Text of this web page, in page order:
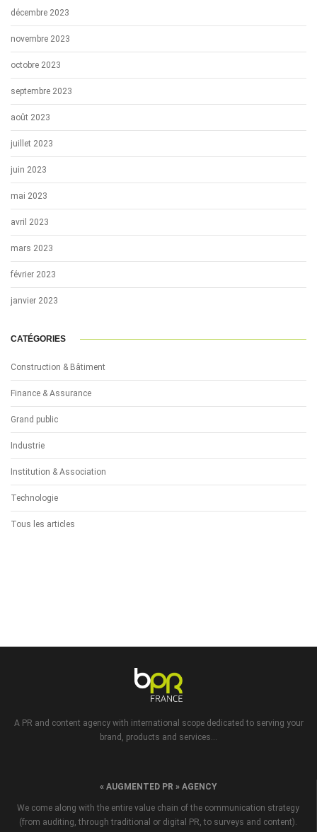
décembre 2023
novembre 2023
octobre 2023
septembre 2023
août 2023
juillet 2023
juin 2023
mai 2023
avril 2023
mars 2023
février 2023
janvier 2023
CATÉGORIES
Construction & Bâtiment
Finance & Assurance
Grand public
Industrie
Institution & Association
Technologie
Tous les articles
A PR and content agency with international scope dedicated to serving your
brand, products and services...
« AUGMENTED PR » AGENCY
We come along with the entire value chain of the communication strategy
(from auditing, through traditional or digital PR, to surveys and content).